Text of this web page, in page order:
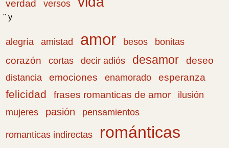
verdad
versos
" y
alegría amistad amor besos
bonitas
corazón
cortas decir adiós desamor deseo
distancia emociones enamorado esperanza
felicidad frases romanticas de amor
ilusión
mujeres
pasión pensamientos
romanticas indirectas románticas